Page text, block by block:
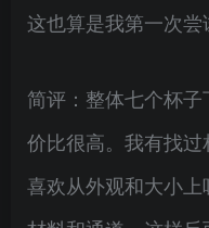
这也算是我第一次尝
简评：整体七个杯
价比很高。我有找
喜欢从外观和大小